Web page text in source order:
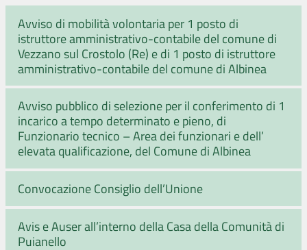
Avviso di mobilità volontaria per 1 posto di
istruttore amministrativo-contabile del comune di
Vezzano sul Crostolo (Re) e di 1 posto di istruttore
amministrativo-contabile del comune di Albinea
Avviso pubblico di selezione per il conferimento di 1
incarico a tempo determinato e pieno, di
Funzionario tecnico – Area dei funzionari e dell’
elevata qualificazione, del Comune di Albinea
Convocazione Consiglio dell’Unione
Avis e Auser all’interno della Casa della Comunità di
Puianello